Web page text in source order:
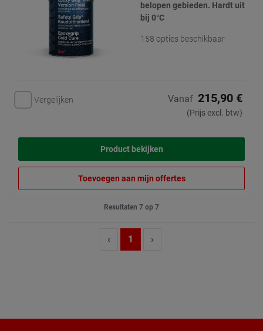
belopen gebieden. Hardt uit
bij 0°C
158 opties beschikbaar
Vergelijken Vanaf 215,90 €
(Prijs excl. btw)
Product bekijken
Toevoegen aan mijn offertes
Resultaten 7 op 7
‹ 1 ›